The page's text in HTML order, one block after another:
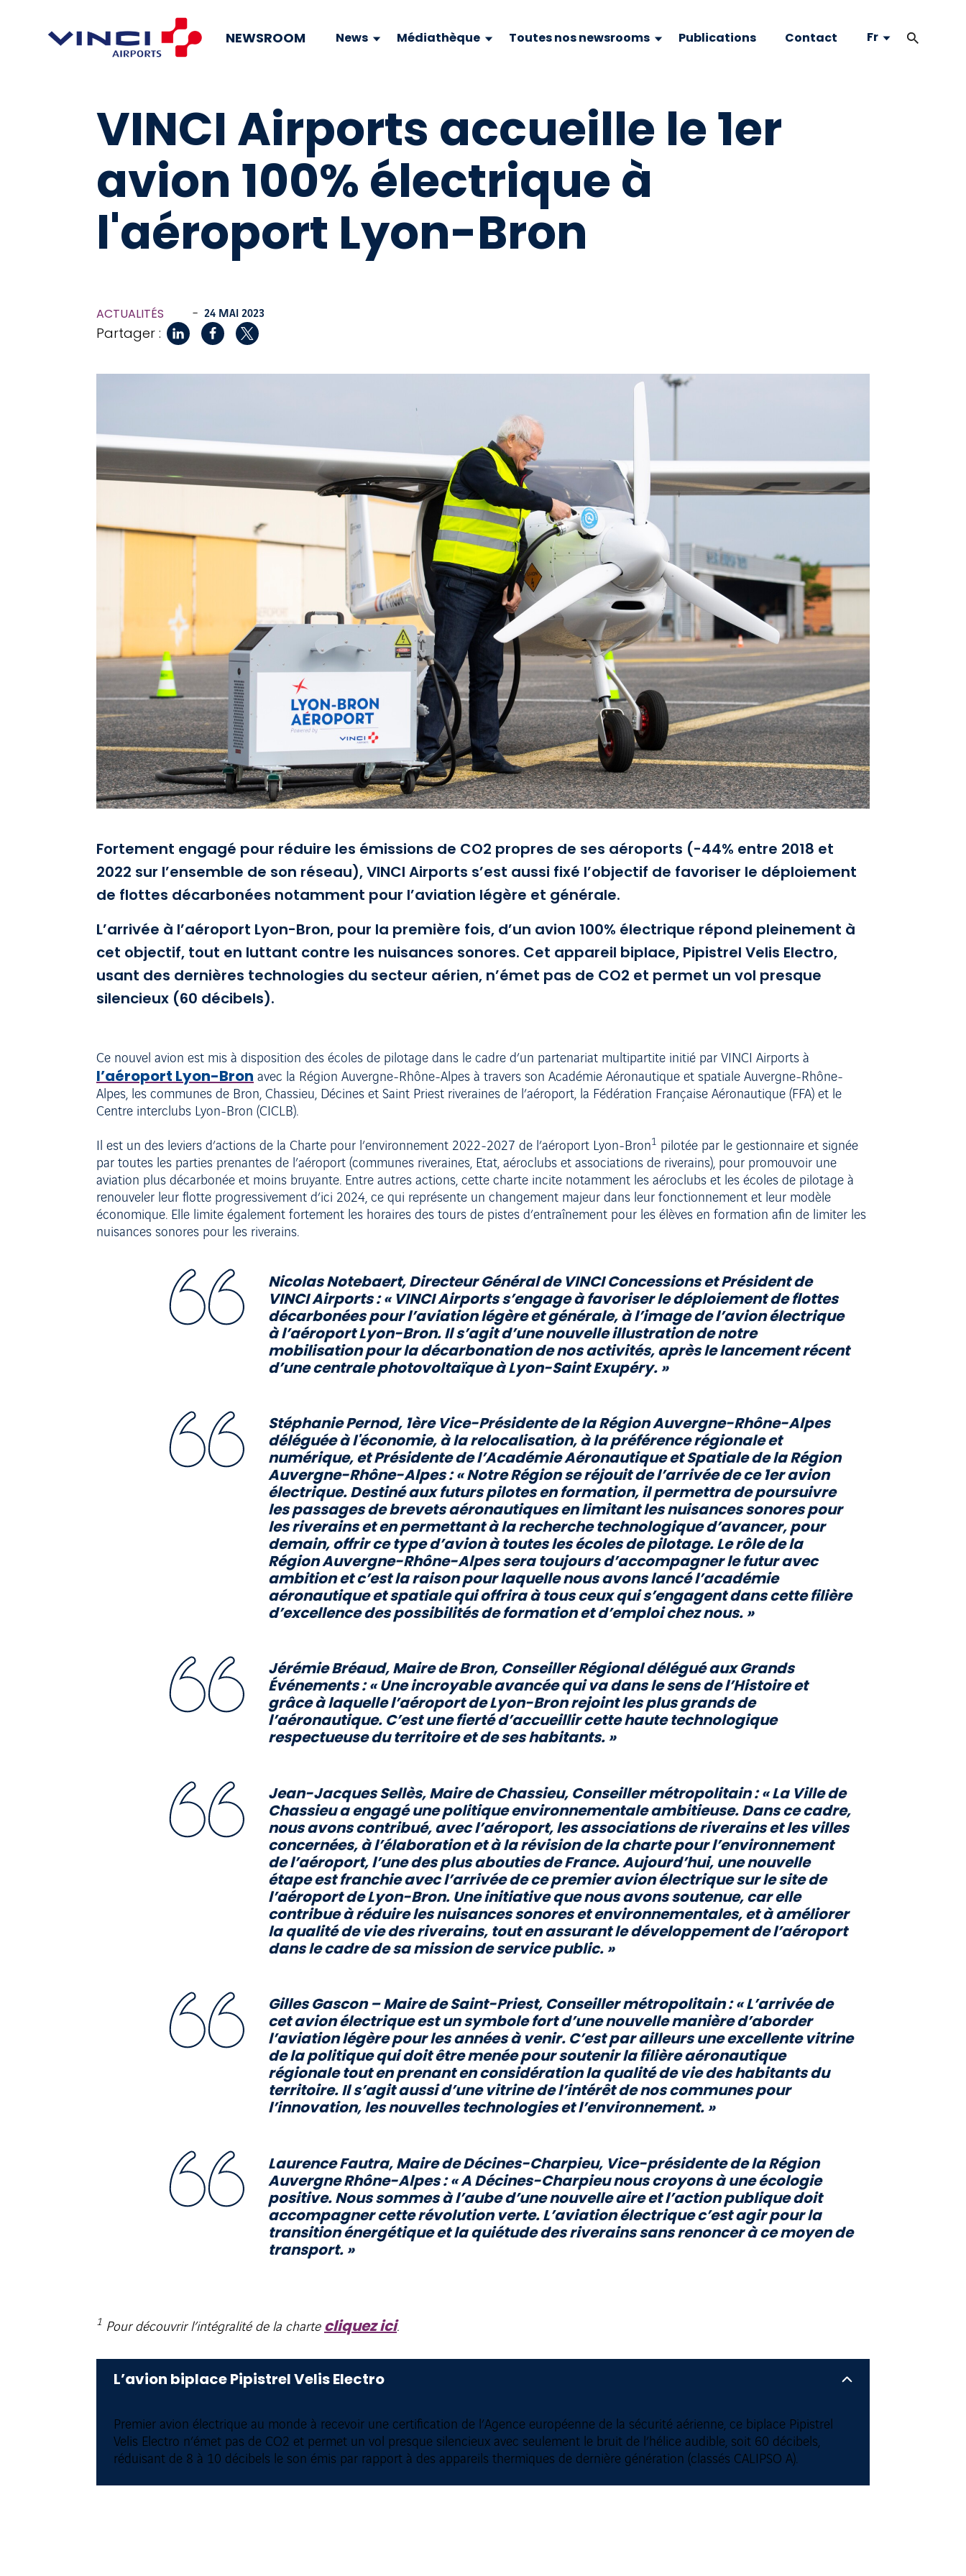
NEWSROOM News Médiathèque Toutes nos newsrooms Publications Contact Fr
VINCI Airports accueille le 1er
avion 100% électrique à
l'aéroport Lyon-Bron
ACTUALITÉS - 24 MAI 2023
Partager :
Fortement engagé pour réduire les émissions de CO2 propres de ses aéroports (-44% entre 2018 et
2022 sur l’ensemble de son réseau), VINCI Airports s’est aussi fixé l’objectif de favoriser le déploiement
de flottes décarbonées notamment pour l’aviation légère et générale.
L’arrivée à l’aéroport Lyon-Bron, pour la première fois, d’un avion 100% électrique répond pleinement à
cet objectif, tout en luttant contre les nuisances sonores. Cet appareil biplace, Pipistrel Velis Electro,
usant des dernières technologies du secteur aérien, n’émet pas de CO2 et permet un vol presque
silencieux (60 décibels).
Ce nouvel avion est mis à disposition des écoles de pilotage dans le cadre d’un partenariat multipartite initié par VINCI Airports à
l’aéroport Lyon-Bron avec la Région Auvergne-Rhône-Alpes à travers son Académie Aéronautique et spatiale Auvergne-Rhône-
Alpes, les communes de Bron, Chassieu, Décines et Saint Priest riveraines de l’aéroport, la Fédération Française Aéronautique (FFA) et le
Centre interclubs Lyon-Bron (CICLB).
Il est un des leviers d’actions de la Charte pour l’environnement 2022-2027 de l’aéroport Lyon-Bron1
pilotée par le gestionnaire et signée
par toutes les parties prenantes de l’aéroport (communes riveraines, Etat, aéroclubs et associations de riverains), pour promouvoir une
aviation plus décarbonée et moins bruyante. Entre autres actions, cette charte incite notamment les aéroclubs et les écoles de pilotage à
renouveler leur flotte progressivement d’ici 2024, ce qui représente un changement majeur dans leur fonctionnement et leur modèle
économique. Elle limite également fortement les horaires des tours de pistes d’entraînement pour les élèves en formation afin de limiter les
nuisances sonores pour les riverains.
Nicolas Notebaert, Directeur Général de VINCI Concessions et Président de
VINCI Airports :« VINCI Airports s’engage à favoriser le déploiement de flottes
décarbonées pour l’aviation légère et générale, à l’image de l’avion électrique
à l’aéroport Lyon-Bron. Il s’agit d’une nouvelle illustration de notre
mobilisation pour la décarbonation de nos activités, après le lancement récent
d’une centrale photovoltaïque à Lyon-Saint Exupéry. »
Stéphanie Pernod, 1ère Vice-Présidente de la Région Auvergne-Rhône-Alpes
déléguée à l'économie, à la relocalisation, à la préférence régionale et
numérique, et Présidente de l’Académie Aéronautique et Spatiale de la Région
Auvergne-Rhône-Alpes :« Notre Région se réjouit de l’arrivée de ce 1er avion
électrique. Destiné aux futurs pilotes en formation, il permettra de poursuivre
les passages de brevets aéronautiques en limitant les nuisances sonores pour
les riverains et en permettant à la recherche technologique d’avancer, pour
demain, offrir ce type d’avion à toutes les écoles de pilotage. Le rôle de la
Région Auvergne-Rhône-Alpes sera toujours d’accompagner le futur avec
ambition et c’est la raison pour laquelle nous avons lancé l’académie
aéronautique et spatiale qui offrira à tous ceux qui s’engagent dans cette filière
d’excellence des possibilités de formation et d’emploi chez nous. »
Jérémie Bréaud, Maire de Bron, Conseiller Régional délégué aux Grands
Événements :« Une incroyable avancée qui va dans le sens de l’Histoire et
grâce à laquelle l’aéroport de Lyon-Bron rejoint les plus grands de
l’aéronautique. C’est une fierté d’accueillir cette haute technologique
respectueuse du territoire et de ses habitants. »
Jean-Jacques Sellès, Maire de Chassieu, Conseiller métropolitain :« La Ville de
Chassieu a engagé une politique environnementale ambitieuse. Dans ce cadre,
nous avons contribué, avec l’aéroport, les associations de riverains et les villes
concernées, à l’élaboration et à la révision de la charte pour l’environnement
de l’aéroport, l’une des plus abouties de France. Aujourd’hui, une nouvelle
étape est franchie avec l’arrivée de ce premier avion électrique sur le site de
l’aéroport de Lyon-Bron. Une initiative que nous avons soutenue, car elle
contribue à réduire les nuisances sonores et environnementales, et à améliorer
la qualité de vie des riverains, tout en assurant le développement de l’aéroport
dans le cadre de sa mission de service public. »
Gilles Gascon – Maire de Saint-Priest, Conseiller métropolitain :« L’arrivée de
cet avion électrique est un symbole fort d’une nouvelle manière d’aborder
l’aviation légère pour les années à venir. C’est par ailleurs une excellente vitrine
de la politique qui doit être menée pour soutenir la filière aéronautique
régionale tout en prenant en considération la qualité de vie des habitants du
territoire. Il s’agit aussi d’une vitrine de l’intérêt de nos communes pour
l’innovation, les nouvelles technologies et l’environnement. »
Laurence Fautra, Maire de Décines-Charpieu, Vice-présidente de la Région
Auvergne Rhône-Alpes :« A Décines-Charpieu nous croyons à une écologie
positive. Nous sommes à l’aube d’une nouvelle aire et l’action publique doit
accompagner cette révolution verte. L’aviation électrique c’est agir pour la
transition énergétique et la quiétude des riverains sans renoncer à ce moyen de
transport. »
1 Pour découvrir l’intégralité de la charte cliquez ici.
L’avion biplace Pipistrel Velis Electro
Premier avion électrique au monde à recevoir une certification de l’Agence européenne de la sécurité aérienne, ce biplace Pipistrel
Velis Electro n’émet pas de CO2 et permet un vol presque silencieux avec seulement le bruit de l’hélice audible, soit 60 décibels,
réduisant de 8 à 10 décibels le son émis par rapport à des appareils thermiques de dernière génération (classés CALIPSO A).